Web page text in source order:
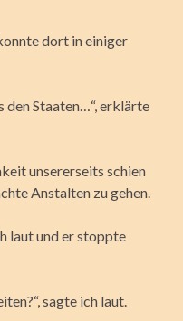
dort in einiger
den Staaten…“, erklärte
unsererseits schien
Anstalten zu gehen.
laut und er stoppte
sagte ich laut.